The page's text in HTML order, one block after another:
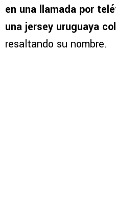
en una llamada por
una jersey uruguaya
resaltando su nombre.